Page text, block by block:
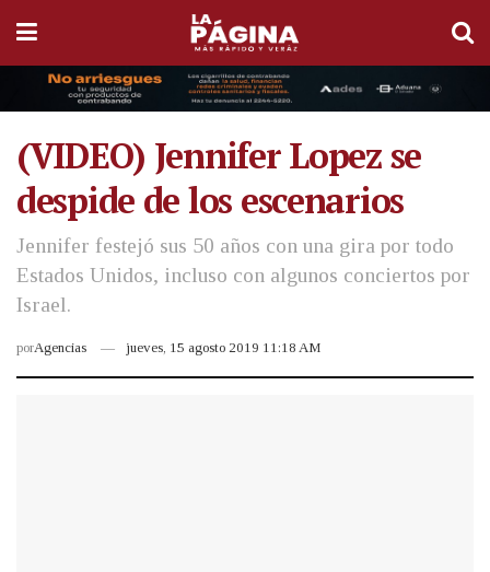
(VIDEO) Jennifer Lopez se
despide de los escenarios
Jennifer festejó sus 50 años con una gira por todo
Estados Unidos, incluso con algunos conciertos por
Israel.
porAgencias jueves, 15 agosto 2019 11:18 AM